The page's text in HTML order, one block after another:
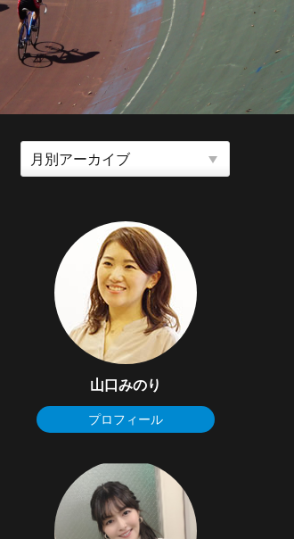
山口みのり
プロフィール